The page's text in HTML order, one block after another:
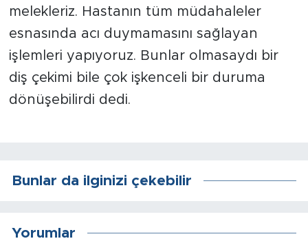
melekleriz. Hastanın tüm müdahaleler
esnasında acı duymamasını sağlayan
işlemleri yapıyoruz. Bunlar olmasaydı bir
diş çekimi bile çok işkenceli bir duruma
dönüşebilirdi dedi.
Bunlar da ilginizi çekebilir
Yorumlar